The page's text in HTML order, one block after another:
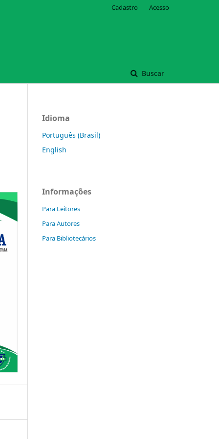
Buscar
Cadastro Acesso
Idioma
Português (Brasil)
English
Informações
Para Leitores
Para Autores
Para Bibliotecários